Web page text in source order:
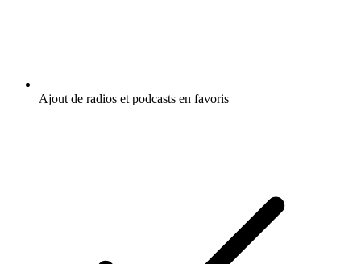
Ajout de radios et podcasts en favoris